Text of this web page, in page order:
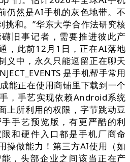
仍然是AI手机的灰色地带。不
挑和。”华东大学合作法研究核
旧事记者，需要推进彼此产
，此前12月1日，正在AI落地
义中，永久只能逗留正在聊天
是手机帮手常用
能正在使用商铺里下载到一个
，手艺实现依赖Android系统
上所利用的权限，字节跳动豆
手艺预览版，有更严酷的利
和硬件入口都是手机厂商命
操做能力！第三方AI使用（如
，头部企业之间该当正在产